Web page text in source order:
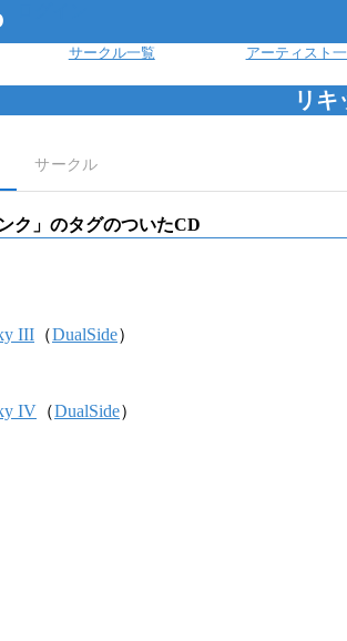
サークル一覧 アーティスト
リキ
サークル
ク 」のタグのついたCD
III （DualSide）
IV （DualSide）